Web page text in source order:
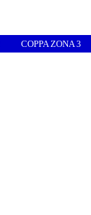
COPPA ZONA 3